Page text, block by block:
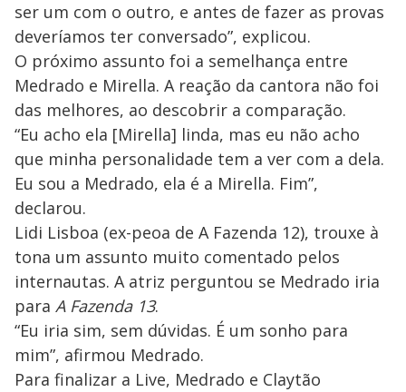
ser um com o outro, e antes de fazer as provas
deveríamos ter conversado”, explicou.
O próximo assunto foi a semelhança entre
Medrado e Mirella. A reação da cantora não foi
das melhores, ao descobrir a comparação.
“Eu acho ela [Mirella] linda, mas eu não acho
que minha personalidade tem a ver com a dela.
Eu sou a Medrado, ela é a Mirella. Fim”,
declarou.
Lidi Lisboa (ex-peoa de A Fazenda 12), trouxe à
tona um assunto muito comentado pelos
internautas. A atriz perguntou se Medrado iria
para A Fazenda 13.
“Eu iria sim, sem dúvidas. É um sonho para
mim”, afirmou Medrado.
Para finalizar a Live, Medrado e Claytão